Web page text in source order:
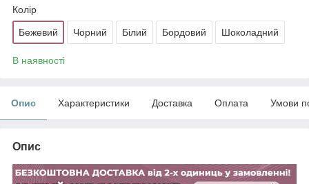
Колір
Бежевий Чорний Білий Бордовий Шоколадний
В наявності
Опис Характеристики Доставка Оплата Умови
Опис